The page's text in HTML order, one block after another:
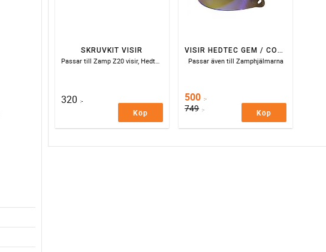
SKRUVKIT VISIR
Passar till Zamp Z20 visir, Hedtec Colt, Gem och Onyx III
320 :-
Köp
VISIR HEDTEC GEM / COLT BLUE IRIDIUM
Passar även till Zamphjälmarna
500 :-
749 :- Köp